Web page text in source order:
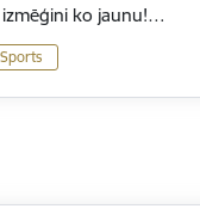
izmēģini ko jaunu!…
Sports